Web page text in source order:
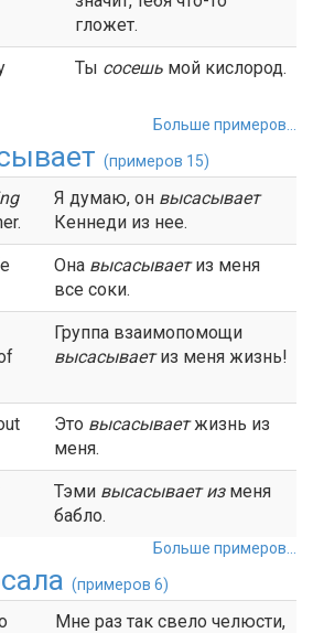
гложет.
Ты сосешь мой кислород.
Больше примеров...
(примеров 15)
Я думаю, он высасывает
Кеннеди из нее.
Она высасываетиз меня
все соки.
Группа взаимопомощи
высасываетиз меня жизнь!
Это высасываетжизнь из
меня.
Тэми высасываетизменя
бабло.
Больше примеров...
(примеров 6)
Мне раз так свело челюсти,